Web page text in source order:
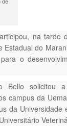
na tarde
do
o
Bello solicitou
campus da
da Universidade